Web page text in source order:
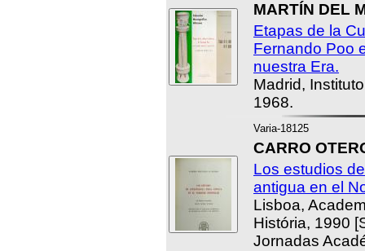
MARTÍN DEL
Etapas de la
Fernando Poo
nuestra Era.
Madrid,
1968.
Varia-18125
CARRO
Los estudios
antigua en el
Lisboa,
História, 1990
Jornadas